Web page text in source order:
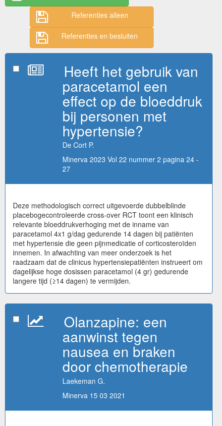
Referenties alleen
Referenties en besluiten
Heeft het gebruik van
paracetamol een
effect op de bloeddruk
bij personen met
hypertensie?
De Cort P.
Minerva 2023 Vol 22 nummer 2 pagina 24 -
27
Deze methodologisch correct uitgevoerde dubbelblinde
placebogecontroleerde cross-over RCT toont een klinisch
relevante bloeddrukverhoging met de inname van
paracetamol 4x1 g/dag gedurende 14 dagen bij patiënten
met hypertensie die geen pijnmedicatie of corticosteroïden
innemen. In afwachting van meer onderzoek is het
raadzaam dat de clinicus hypertensiepatiënten instrueert om
dagelijkse hoge dosissen paracetamol (4 gr) gedurende
langere tijd (≥14 dagen) te vermijden.
Olanzapine: een
aanwinst tegen
nausea en braken
door chemotherapie
Laekeman G.
Minerva 15 03 2021